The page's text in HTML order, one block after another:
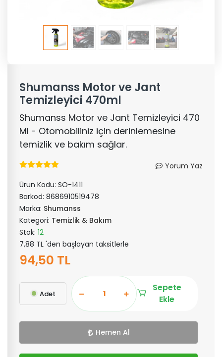
Shumanss Motor ve Jant
Temizleyici 470ml
Shumanss Motor ve Jant Temizleyici 470
Ml - Otomobiliniz için derinlemesine
temizlik ve bakım sağlar.
Yorum Yaz
Ürün Kodu: SO-1411
Barkod: 8686910519478
Marka: Shumanss
Kategori: Temizlik & Bakım
Stok: 12
7,88 TL 'den başlayan taksitlerle
94,50 TL
Adet
Sepete
Ekle
Hemen Al